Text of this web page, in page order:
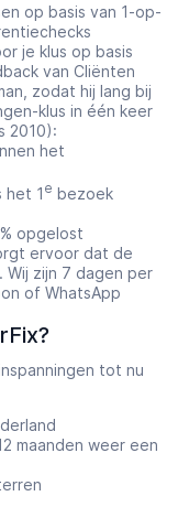
op basis van 1-op-
je klus op basis
van Cliënten
zodat hij lang bij
klus in één keer
2010):
het
het 1 e bezoek
opgelost
ervoor dat de
zijn 7 dagen per
of WhatsApp
tot nu
maanden weer een